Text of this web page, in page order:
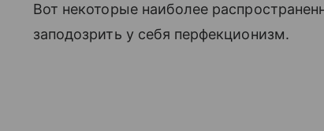
Вот некоторые наиболее
заподозрить у себя перфекционизм.